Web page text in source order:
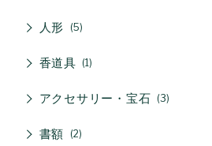
人形 5
香道具 1
アクセサリー・宝石 3
書額 2